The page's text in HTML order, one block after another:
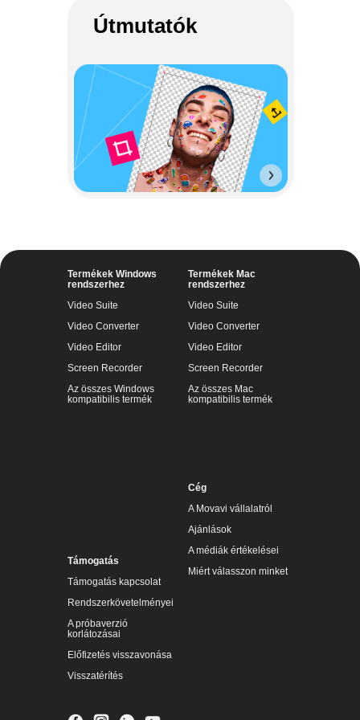
Útmutatók
Termékek Windows
rendszerhez
Video Suite
Video Converter
Video Editor
Screen Recorder
Az összes Windows
kompatibilis termék
Termékek Mac
rendszerhez
Video Suite
Video Converter
Video Editor
Screen Recorder
Az összes Mac
kompatibilis termék
Támogatás
Támogatás kapcsolat
Rendszerkövetelményei
A próbaverzió
korlátozásai
Előfizetés visszavonása
Visszatérítés
Cég
A Movavi vállalatról
Ajánlások
A médiák értékelései
Miért válasszon minket